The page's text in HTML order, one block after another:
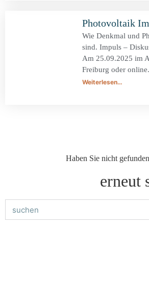
Photovoltaik
Wie Denkmal und
sind. Impuls –
Am 25.09.2025 im
Freiburg oder online.
Weiterlesen…
Haben Sie nicht
erneut